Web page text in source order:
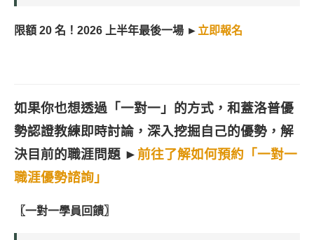
限額 20 名！2026 上半年最後一場 ► 立即報名
如果你也想透過「一對一」的方式，和蓋洛普優
勢認證教練即時討論，深入挖掘自己的優勢，解
決目前的職涯問題 ► 前往了解如何預約「一對一
職涯優勢諮詢」
〖一對一學員回饋〗